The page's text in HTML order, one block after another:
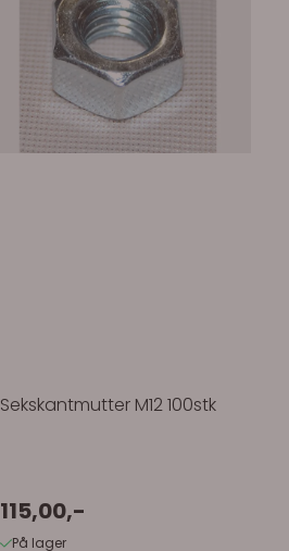
Sekskantmutter M12 100stk
115,00,-
På lager